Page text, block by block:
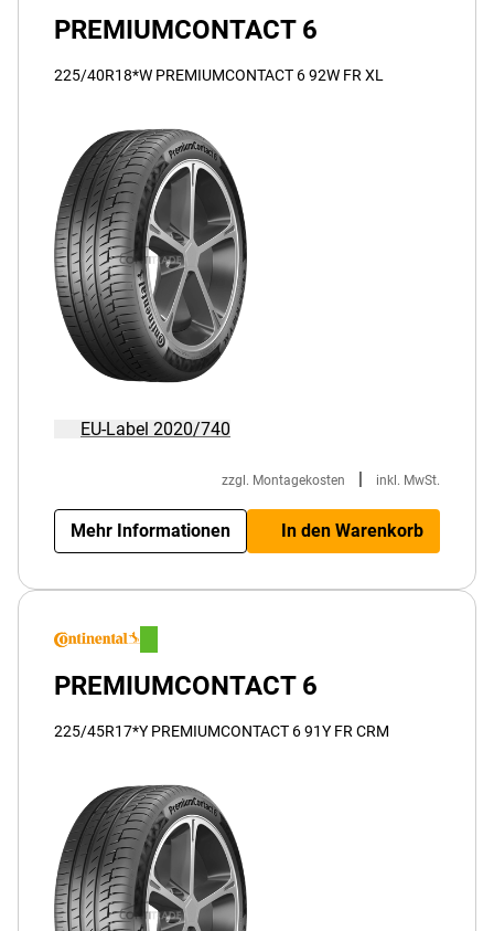
PREMIUMCONTACT 6
225/40R18*W PREMIUMCONTACT 6 92W FR XL
EU-Label 2020/740
zzgl. Montagekosten | inkl. MwSt.
Mehr Informationen In den Warenkorb
PREMIUMCONTACT 6
225/45R17*Y PREMIUMCONTACT 6 91Y FR CRM